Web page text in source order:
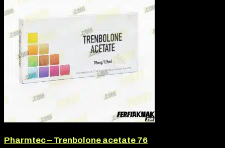
Pharmtec – Trenbolone acetate 76